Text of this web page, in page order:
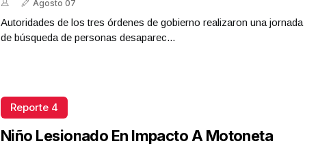
Agosto 07
Autoridades de los tres órdenes de gobierno realizaron una jornada
de búsqueda de personas desaparec...
Reporte 4
Niño Lesionado En Impacto A Motoneta